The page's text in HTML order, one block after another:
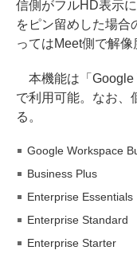
信側がフルHD表示
をピン留めした場合
ってはMeet側で解像
本機能は「Google
で利用可能。なお、
る。
Google Workspace
Business Plus
Enterprise Essentials
Enterprise Standard
Enterprise Starter